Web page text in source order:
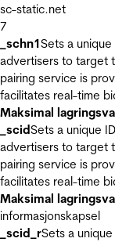
sc-static.net
7
_schn1Sets a
advertisers to target
pairing service is
facilitates real-time
Maksimal
_scidSets a unique
advertisers to target
pairing service is
facilitates real-time
Maksimal
informasjonskapsel
_scid_rSets a